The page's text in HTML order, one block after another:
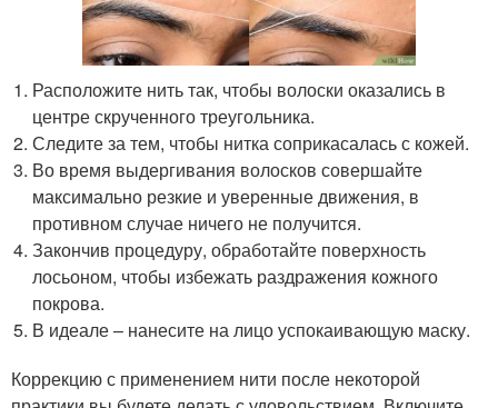
Расположите нить так, чтобы волоски оказались в
центре скрученного треугольника.
Следите за тем, чтобы нитка соприкасалась с кожей.
Во время выдергивания волосков совершайте
максимально резкие и уверенные движения, в
противном случае ничего не получится.
Закончив процедуру, обработайте поверхность
лосьоном, чтобы избежать раздражения кожного
покрова.
В идеале – нанесите на лицо успокаивающую маску.
Коррекцию с применением нити после некоторой